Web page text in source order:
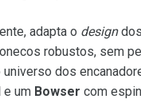
adapta o design
robustos, sem
dos
e um Bowser com